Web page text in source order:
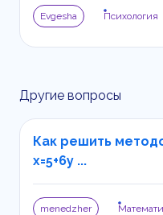
Evgesha Психология
Другие вопросы
Как решить
x=5+6y ...
menedzher